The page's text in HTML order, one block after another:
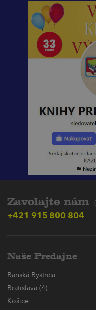
Zavolajte nám
+421 915 800 804
Naše Predajne
Banská Bystrica
Bratislava (4)
Košice